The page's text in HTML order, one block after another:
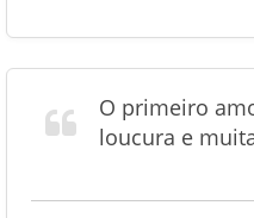
O primeiro
loucura e